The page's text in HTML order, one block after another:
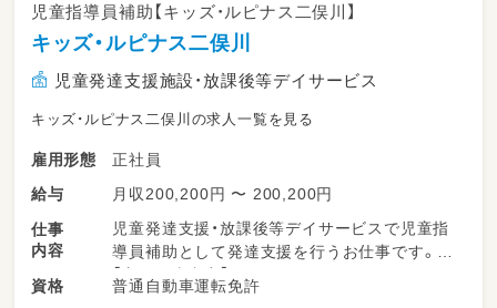
児童指導員補助【キッズ・ルピナス二俣川】
キッズ・ルピナス二俣川
児童発達支援施設・放課後等デイサービス
キッズ・ルピナス二俣川の求人一覧を見る
雇用形態
正社員
給与
月収200,200円 〜 200,200円
仕事
内容
児童発達支援・放課後等デイサービスで児童指
導員補助として発達支援を行うお仕事です。
【主な仕事内容】
グループ・個別支援などの療育全般業務
資格 普通自動車運転免許